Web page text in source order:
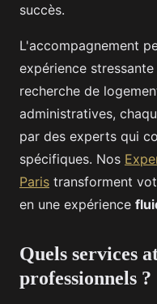
succès.
L'accompagnement
expérience
recherche de
administratives,
par des experts qui
spécifiques. Nos
Paris transforment
en une expérience
Quels services
professionnels ?